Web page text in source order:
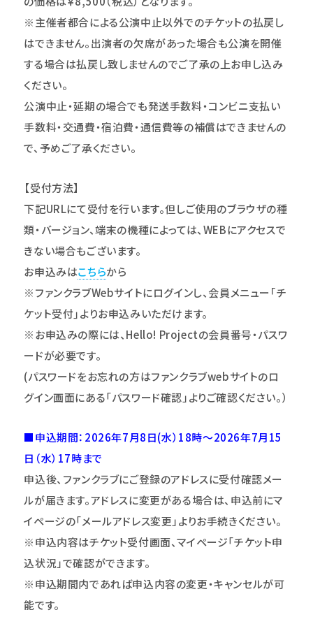
※主催者都合による公演中止以外でのチケットの払戻し
はできません。出演者の欠席があった場合も公演を開催
する場合は払戻し致しませんのでご了承の上お申し込み
ください。
公演中止・延期の場合でも発送手数料・コンビニ支払い
手数料・交通費・宿泊費・通信費等の補償はできませんの
で、予めご了承ください。
【受付方法】
下記URLにて受付を行います。但しご使用のブラウザの種
類・バージョン、端末の機種によっては、WEBにアクセスで
きない場合もございます。
お申込みはこちらから
※ファンクラブWebサイトにログインし、会員メニュー｢チ
ケット受付｣よりお申込みいただけます。
※お申込みの際には、Hello! Projectの会員番号・パスワ
ードが必要です。
(パスワードをお忘れの方はファンクラブwebサイトのロ
グイン画面にある「パスワード確認」よりご確認ください。）
■申込期間：2026年7月8日(水）18時～2026年7月15
日（水）17時まで
申込後、ファンクラブにご登録のアドレスに受付確認メー
ルが届きます。アドレスに変更がある場合は、申込前にマ
イページの「メールアドレス変更」よりお手続きください。
※申込内容はチケット受付画面、マイページ「チケット申
込状況」で確認ができます。
※申込期間内であれば申込内容の変更・キャンセルが可
能です。